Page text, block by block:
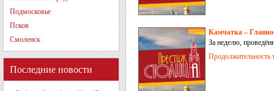
Подмосковье
Псков
Смоленск
Последние новости
Камчатка –
За неделю,
Тихого океана,
водопадами,
Продолжительность